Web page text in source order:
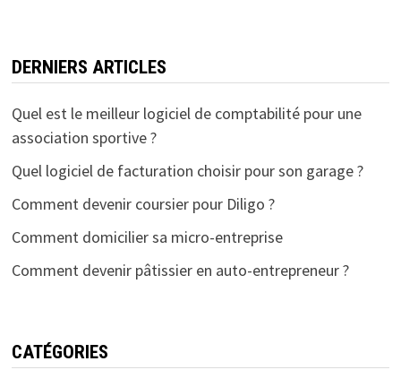
DERNIERS ARTICLES
Quel est le meilleur logiciel de comptabilité pour une
association sportive ?
Quel logiciel de facturation choisir pour son garage ?
Comment devenir coursier pour Diligo ?
Comment domicilier sa micro-entreprise
Comment devenir pâtissier en auto-entrepreneur ?
CATÉGORIES